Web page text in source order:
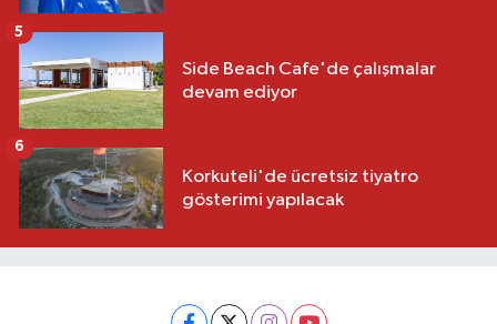
Side Beach Cafe'de çalışmalar
devam ediyor
5
Korkuteli'de ücretsiz tiyatro
gösterimi yapılacak
6